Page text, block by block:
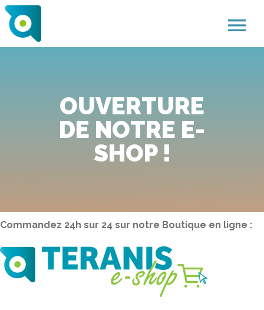
menu
OUVERTURE
DE NOTRE E-
SHOP !
Commandez 24h sur 24 sur notre Boutique en ligne :